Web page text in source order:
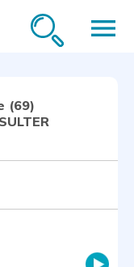
menu
(69)